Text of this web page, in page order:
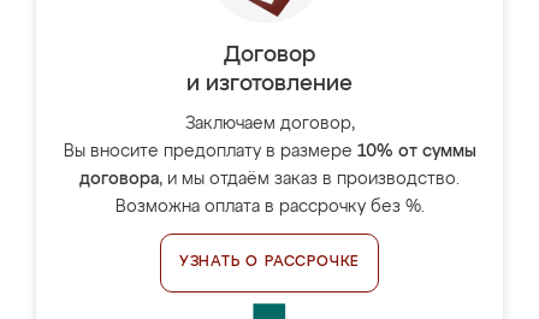
Договор
и изготовление
Заключаем договор,
Вы вносите предоплату в размере 10% от суммы
договора, и мы отдаём заказ в производство.
Возможна оплата в рассрочку без %.
УЗНАТЬ О РАССРОЧКЕ